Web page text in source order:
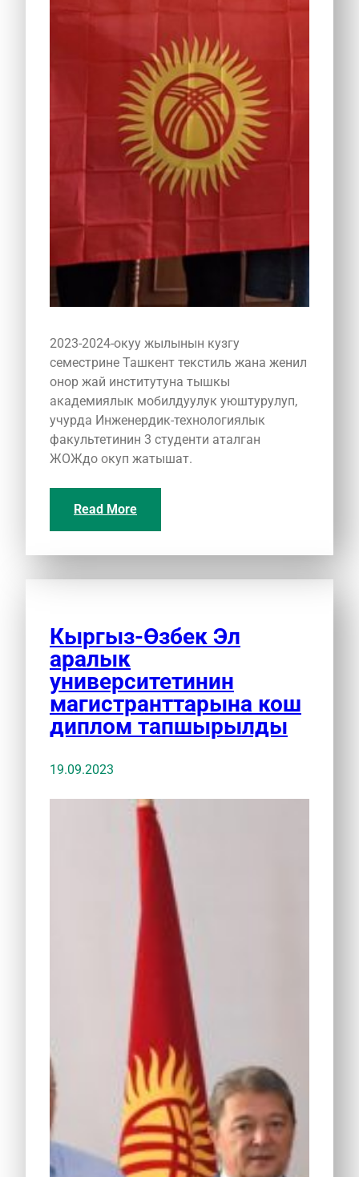
2023-2024-окуу жылынын кузгу
семестрине Ташкент текстиль жана женил
онор жай институтуна тышкы
академиялык мобилдуулук уюштурулуп,
учурда Инженердик-технологиялык
факультетинин 3 студенти аталган
ЖОЖдо окуп жатышат.
Read More
Кыргыз-Өзбек Эл
аралык
университетинин
магистранттарына кош
диплом тапшырылды
19.09.2023